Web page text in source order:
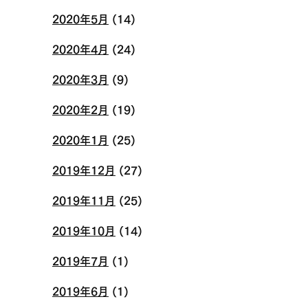
2020年5月 (14)
2020年4月 (24)
2020年3月 (9)
2020年2月 (19)
2020年1月 (25)
2019年12月 (27)
2019年11月 (25)
2019年10月 (14)
2019年7月 (1)
2019年6月 (1)